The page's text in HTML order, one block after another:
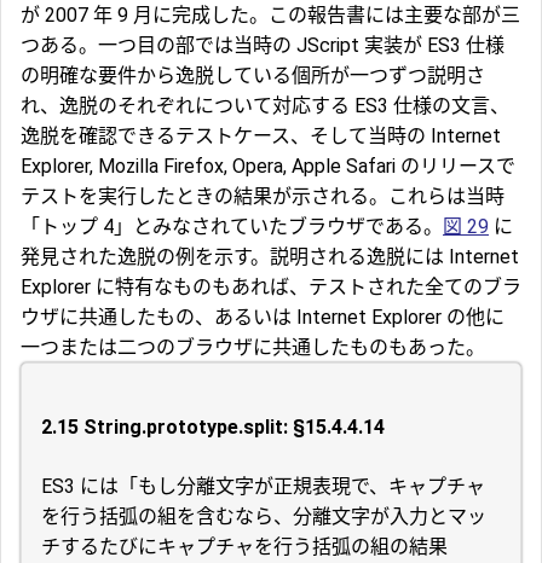
が 2007 年 9 月に完成した。この報告書には主要な部が三
つある。一つ目の部では当時の JScript 実装が ES3 仕様
の明確な要件から逸脱している個所が一つずつ説明さ
れ、逸脱のそれぞれについて対応する ES3 仕様の文言、
逸脱を確認できるテストケース、そして当時の Internet
Explorer, Mozilla Firefox, Opera, Apple Safari のリリースで
テストを実行したときの結果が示される。これらは当時
「トップ 4」とみなされていたブラウザである。
図 29 に
発見された逸脱の例を示す。説明される逸脱には Internet
Explorer に特有なものもあれば、テストされた全てのブラ
ウザに共通したもの、あるいは Internet Explorer の他に
一つまたは二つのブラウザに共通したものもあった。
2.15 String.prototype.split: §15.4.4.14
ES3 には「もし分離文字が正規表現で、キャプチャ
を行う括弧の組を含むなら、分離文字が入力とマッ
チするたびにキャプチャを行う括弧の組の結果